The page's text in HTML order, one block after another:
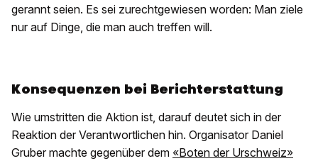
gerannt seien. Es sei zurechtgewiesen worden: Man ziele
nur auf Dinge, die man auch treffen will.
Konsequenzen bei Berichterstattung
Wie umstritten die Aktion ist, darauf deutet sich in der
Reaktion der Verantwortlichen hin. Organisator Daniel
Gruber machte gegenüber dem «Boten der Urschweiz»